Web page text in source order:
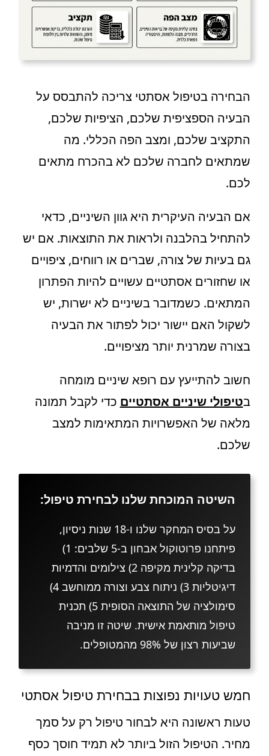
הבחירה בטיפול אסתטי צריכה להתבסס על
הבעיה הספציפית שלכם, הציפיות שלכם,
התקציב שלכם, ומצב הפה הכללי. מה
שמתאים לחברה שלכם לא בהכרח מתאים
לכם.
אם הבעיה העיקרית היא גוון השיניים, כדאי
להתחיל בהלבנה ולראות את התוצאות. אם יש
גם בעיות של צורה, שברים או רווחים, ציפויים
או שחזורים אסתטיים עשויים להיות הפתרון
המתאים. כשמדובר בשיניים לא ישרות, יש
לשקול האם יישור יכול לפתור את הבעיה
בצורה שמרנית יותר מציפויים.
חשוב להתייעץ עם רופא שיניים מומחה
בטיפולי שיניים אסתטיים כדי לקבל תמונה
מלאה של האפשרויות המתאימות למצב
שלכם.
השיטה המוכחת שלנו לבחירת טיפול:
על בסיס המחקר שלנו ו-18 שנות ניסיון,
פיתחנו פרוטוקול אבחון ב-5 שלבים: 1)
בדיקה קלינית מקיפה 2) צילומים והדמיות
דיגיטליות 3) ניתוח צבע וצורה ממוחשב 4)
סימולציה של התוצאה הסופית 5) תכנית
טיפול מותאמת אישית. שיטה זו מניבה
שביעות רצון של 98% מהמטופלים.
חמש טעויות נפוצות בבחירת טיפול אסתטי
טעות ראשונה היא לבחור טיפול רק על סמך
מחיר. הטיפול הזול ביותר לא תמיד חוסך כסף